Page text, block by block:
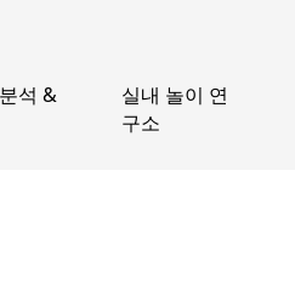
석 &
실내 놀이 연
구소